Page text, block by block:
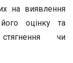
на виявлення
оцінку та
стягнення чи